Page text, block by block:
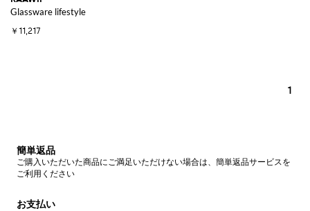
Glassware lifestyle
￥11,217
1
簡単返品
ご購入いただいた商品にご満足いただけない場合は、簡単返品サービスを
ご利用ください
お支払い